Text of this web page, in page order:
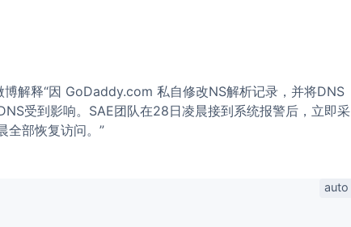
解释“因 GoDaddy.com 私自修改NS解析记录，并将DNS
受到影响。SAE团队在28日凌晨接到系统报警后，立即采
全部恢复访问。”